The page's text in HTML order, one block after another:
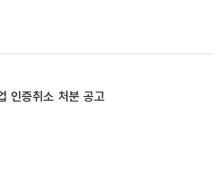
업 인증취소 처분 공고